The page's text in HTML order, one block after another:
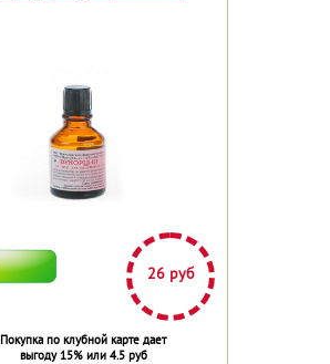
26 руб
Покупка по клубной карте дает
выгоду 15% или 4.5 руб